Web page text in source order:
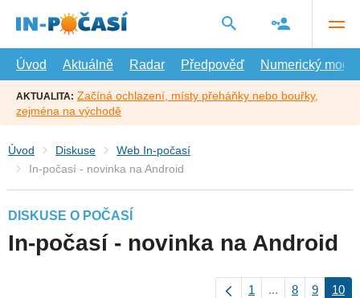
hlavní
Úvod
Aktuálně Radar Předpověď Numerický model
AKTUALITA: Začíná ochlazení, místy přeháňky nebo bouřky,
zejména na východě
Úvod Diskuse
Web In-počasí
In-počasí - novinka na Android
DISKUSE O POČASÍ
In-počasí - novinka na Android
1 ... 8 9 10